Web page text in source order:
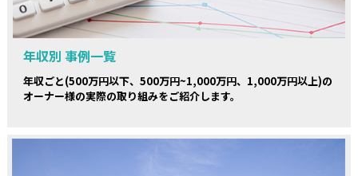
年収別 事例一覧
年収ごと(500万円以下、500万円~1,000万円、1,000万円以上)の
オーナー様の実際の取り組みをご紹介します。